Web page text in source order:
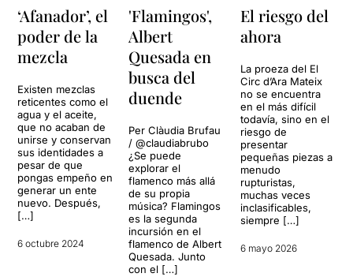
‘Afanador’, el
poder de la
mezcla
Existen mezclas
reticentes como el
agua y el aceite,
que no acaban de
unirse y conservan
sus identidades a
pesar de que
pongas empeño en
generar un ente
nuevo. Después,
[…]
6 octubre 2024
'Flamingos',
Albert
Quesada en
busca del
duende
Per Clàudia Brufau
/ @claudiabrubo
¿Se puede
explorar el
flamenco más allá
de su propia
música? Flamingos
es la segunda
incursión en el
flamenco de Albert
Quesada. Junto
con el […]
El riesgo del
ahora
La proeza del El
Circ d’Ara Mateix
no se encuentra
en el más difícil
todavía, sino en el
riesgo de
presentar
pequeñas piezas a
menudo
rupturistas,
muchas veces
inclasificables,
siempre […]
6 mayo 2026